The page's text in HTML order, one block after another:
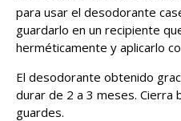
para usar el desodorante
guardarlo en un recipiente
herméticamente y aplicarlo
El desodorante obtenido
durar de 2 a 3 meses. Cierra
guardes.